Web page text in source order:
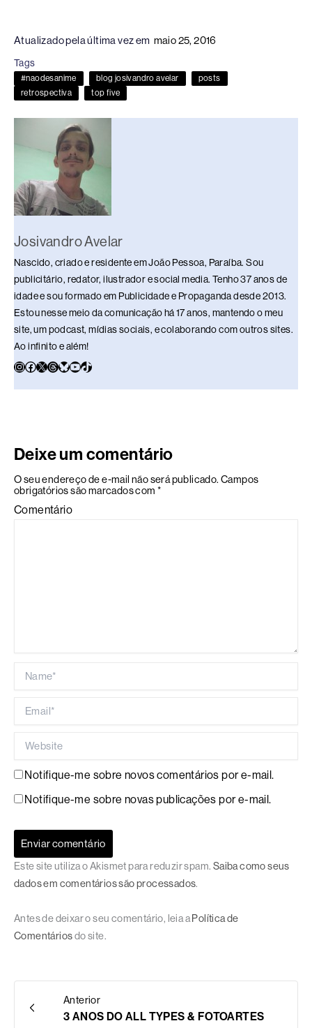
e
b
o
o
a
d
s
e
dI
n
sk
y
s
A
p
y
Li
k
Atualizado pela última vez em maio 25, 2016
Tags
#naodesanime blog josivandro avelar
posts
retrospectiva
top five
Josivandro Avelar
Nascido, criado e residente em João Pessoa, Paraíba. Sou
publicitário, redator, ilustrador e social media. Tenho 37 anos de
idade e sou formado em Publicidade e Propaganda desde 2013.
Estou nesse meio da comunicação há 17 anos, mantendo o meu
site, um podcast, mídias sociais, e colaborando com outros sites.
Ao infinito e além!
Deixe um comentário
O seu endereço de e-mail não será publicado. Campos
obrigatórios são marcados com *
Comentário
Notifique-me sobre novos comentários por e-mail.
Notifique-me sobre novas publicações por e-mail.
Este site utiliza o Akismet para reduzir spam. Saiba como seus
dados em comentários são processados.
Antes de deixar o seu comentário, leia a Política de
Comentáriosdo site.
Anterior
3 ANOS DO ALL TYPES & FOTOARTES